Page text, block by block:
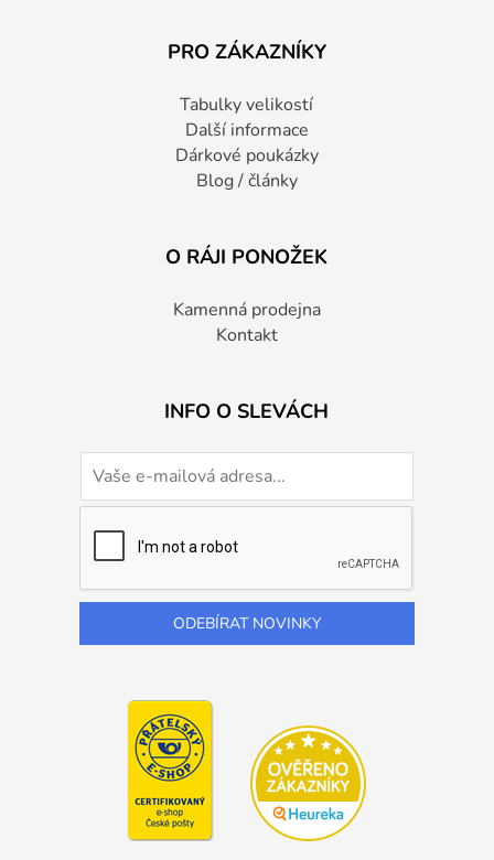
PRO ZÁKAZNÍKY
Tabulky velikostí
Další informace
Dárkové poukázky
Blog / články
O RÁJI PONOŽEK
Kamenná prodejna
Kontakt
INFO O SLEVÁCH